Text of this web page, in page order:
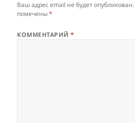
Ваш адрес email не будет опубликован.
помечены*
КОММЕНТАРИЙ*